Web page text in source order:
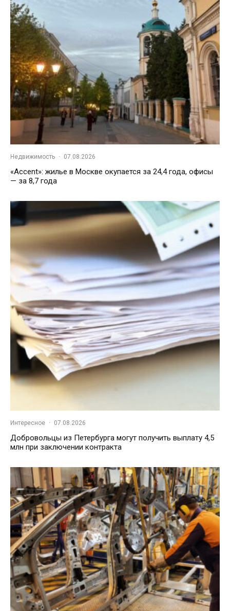
Недвижимость · 07.08.2026
«Accent»: жилье в Москве окупается за 24,4 года, офисы
— за 8,7 года
Интересное · 07.08.2026
Добровольцы из Петербурга могут получить выплату 4,5
млн при заключении контракта